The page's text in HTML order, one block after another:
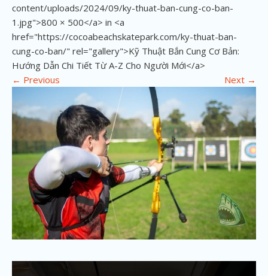
content/uploads/2024/09/ky-thuat-ban-cung-co-ban-
1.jpg">800 × 500</a> in <a
href="https://cocoabeachskatepark.com/ky-thuat-ban-
cung-co-ban/" rel="gallery">Kỹ Thuật Bắn Cung Cơ Bản:
Hướng Dẫn Chi Tiết Từ A-Z Cho Người Mới</a>
← Previous Next →